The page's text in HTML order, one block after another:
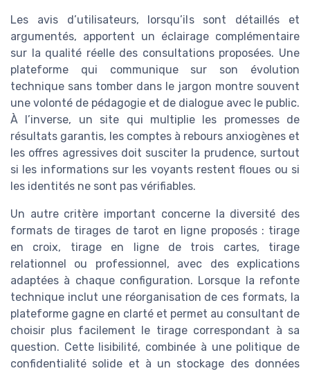
Les avis d’utilisateurs, lorsqu’ils sont détaillés et
argumentés, apportent un éclairage complémentaire
sur la qualité réelle des consultations proposées. Une
plateforme qui communique sur son évolution
technique sans tomber dans le jargon montre souvent
une volonté de pédagogie et de dialogue avec le public.
À l’inverse, un site qui multiplie les promesses de
résultats garantis, les comptes à rebours anxiogènes et
les offres agressives doit susciter la prudence, surtout
si les informations sur les voyants restent floues ou si
les identités ne sont pas vérifiables.
Un autre critère important concerne la diversité des
formats de tirages de tarot en ligne proposés : tirage
en croix, tirage en ligne de trois cartes, tirage
relationnel ou professionnel, avec des explications
adaptées à chaque configuration. Lorsque la refonte
technique inclut une réorganisation de ces formats, la
plateforme gagne en clarté et permet au consultant de
choisir plus facilement le tirage correspondant à sa
question. Cette lisibilité, combinée à une politique de
confidentialité solide et à un stockage des données